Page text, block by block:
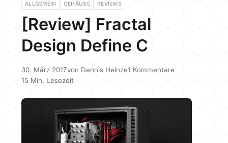
ALLGEMEIN GEHÄUSE REVIEWS
[Review] Fractal
Design Define C
30. März 2017von Dennis Heinze1 Kommentare
15 Min. Lesezeit